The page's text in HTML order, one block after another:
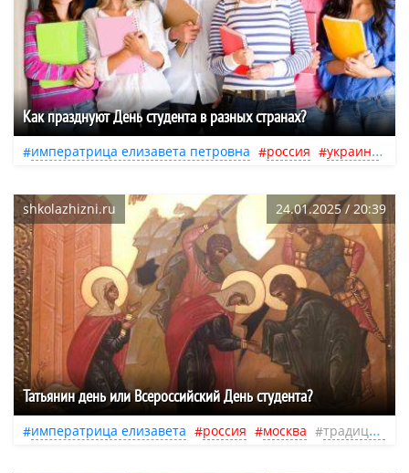
Как празднуют День студента в разных странах?
императрица елизавета петровна россия украина
shkolazhizni.ru 24.01.2025 / 20:39
Татьянин день или Всероссийский День студента?
императрица елизавета россия москва традиции